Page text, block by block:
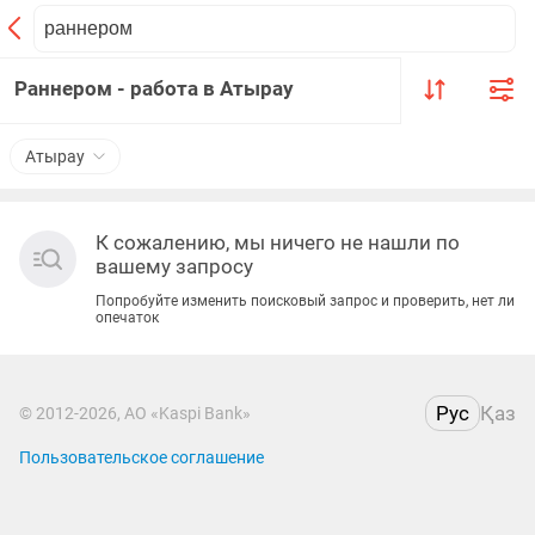
Раннером - работа в Атырау
Атырау
К сожалению, мы ничего не нашли по
вашему запросу
Попробуйте изменить поисковый запрос и проверить, нет ли
опечаток
© 2012-2026, АО «Kaspi Bank» Рус Қаз
Пользовательское соглашение